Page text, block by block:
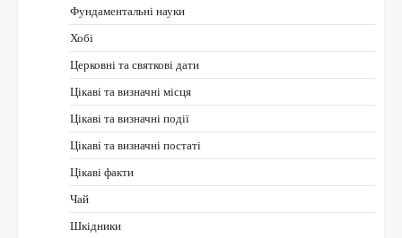
Фундаментальні науки
Хобі
Церковні та святкові дати
Цікаві та визначні місця
Цікаві та визначні події
Цікаві та визначні постаті
Цікаві факти
Чай
Шкідники